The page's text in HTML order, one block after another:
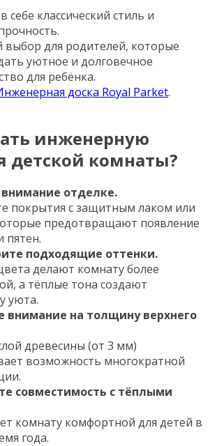
себе классический стиль и
для родителей, которые
уютное и долговечное
для ребёнка.
доска Royal Parket.
инженерную
детской комнаты?
отделке.
покрытия с защитным лаком или
предотвращают появление
пятен.
подходящие оттенки.
делают комнату более
а тёплые тона создают
уюта.
внимание на толщину верхнего
древесины (от 3 мм)
возможность многократной
совместимость с тёплыми
комнату комфортной для детей в
года.